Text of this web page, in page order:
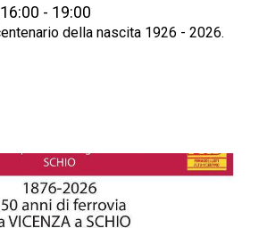
- 19:00
della nascita 1926 - 2026.